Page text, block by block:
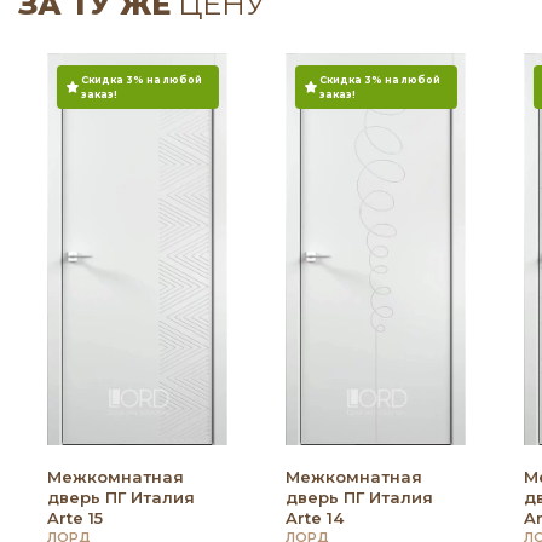
Скидка 3% на любой
заказ!
Межкомнатная
дверь ПГ Италия
Arte 15
ЛОРД
Скидка 3% на любой
заказ!
Межкомнатная
дверь ПГ Италия
Arte 14
ЛОРД